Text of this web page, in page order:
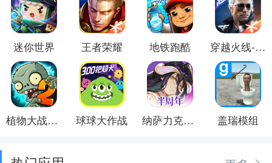
迷你世界 王者荣耀 地铁跑酷 穿越火线-枪战王者
植物大战僵尸2 球球大作战 纳萨力克之王 盖瑞模组